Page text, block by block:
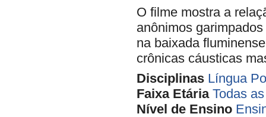
O filme mostra a
anônimos
na baixada
crônicas cáusticas
Disciplinas Língua
Faixa Etária Todas
Nível de Ensino